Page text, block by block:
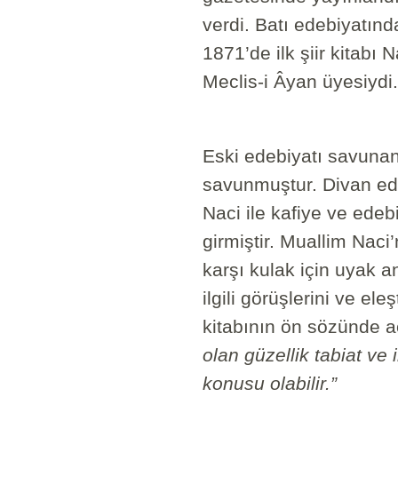
verdi. Batı
1871’de ilk şiir kitabı
Meclis-i Âyan üyesiydi.
Eski edebiyatı
savunmuştur. Divan
Naci ile kafiye ve
girmiştir. Muallim
karşı kulak için uyak
ilgili görüşlerini ve
kitabının ön sözünde
olan güzellik tabiat ve
konusu olabilir.”